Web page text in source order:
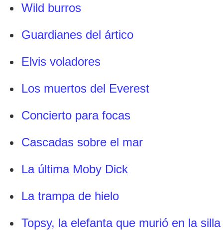
Wild burros
Guardianes del ártico
Elvis voladores
Los muertos del Everest
Concierto para focas
Cascadas sobre el mar
La última Moby Dick
La trampa de hielo
Topsy, la elefanta que murió en la